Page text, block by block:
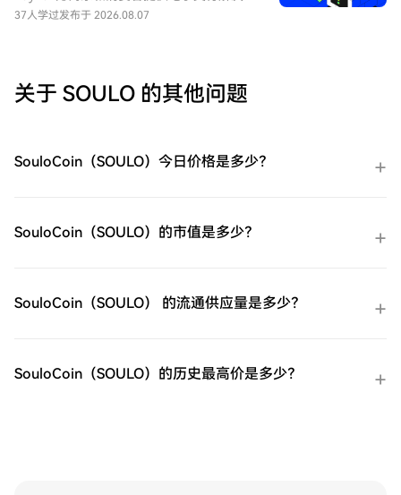
手机号码注册一个免费账户在HTX上。体验
买：使用您HTX账户余额中的资金进行无缝
易。HTX场外交易台（OTC）购买：为大量
（EBAY）后，将其存储在您的HTX账户钱包
中。您也可以通过区块链转账将其发送到其
松交易易贝（EBAY)。访问您的账户，选择
您的交易对，执行您的交易，并实时监控。
案，重点关注在线交易。到2025年底，该公
37人学过发布于 2026.08.07
关于 SOULO 的其他问题
SouloCoin（SOULO）今日价格是多少？
SouloCoin（SOULO）的市值是多少？
SouloCoin（SOULO） 的流通供应量是多少？
SouloCoin（SOULO）的历史最高价是多少？